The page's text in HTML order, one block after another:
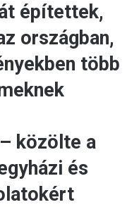
építettek,
országban,
több
közölte a
és